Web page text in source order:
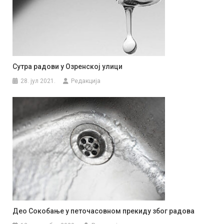
Сутра радови у Озренској улици
28. јул 2021. Редакција
Део Сокобање у петочасовном прекиду због радова